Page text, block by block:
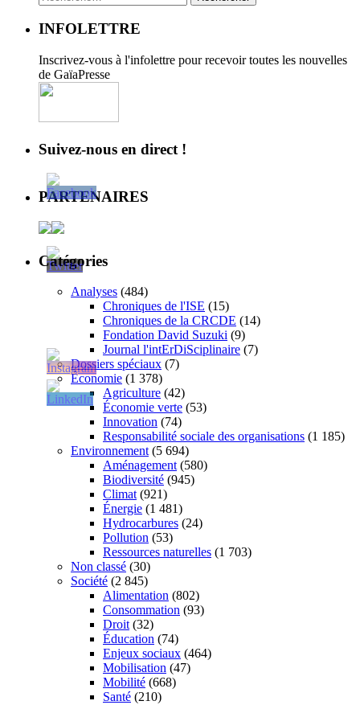
INFOLETTRE
Inscrivez-vous à l'infolettre pour recevoir toutes les nouvelles
de GaïaPresse
Suivez-nous en direct !
PARTENAIRES
Catégories
Analyses (484)
Chroniques de l'ISE (15)
Chroniques de la CRCDE (14)
Fondation David Suzuki (9)
Journal l'intErDiSciplinaire (7)
Dossiers spéciaux (7)
Économie (1 378)
Agriculture (42)
Économie verte (53)
Innovation (74)
Responsabilité sociale des organisations (1 185)
Environnement (5 694)
Aménagement (580)
Biodiversité (945)
Climat (921)
Énergie (1 481)
Hydrocarbures (24)
Pollution (53)
Ressources naturelles (1 703)
Non classé (30)
Société (2 845)
Alimentation (802)
Consommation (93)
Droit (32)
Éducation (74)
Enjeux sociaux (464)
Mobilisation (47)
Mobilité (668)
Santé (210)